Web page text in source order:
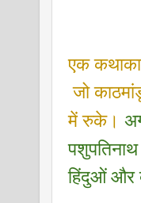
एक
जो
में रुके।
पशुपतिनाथ
हिंदुओं और